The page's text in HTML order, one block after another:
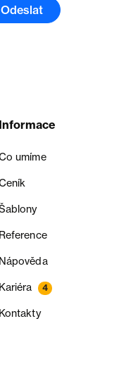
Odeslat
Informace
umíme
Reference
Nápověda
Kariéra 4
Kontakty